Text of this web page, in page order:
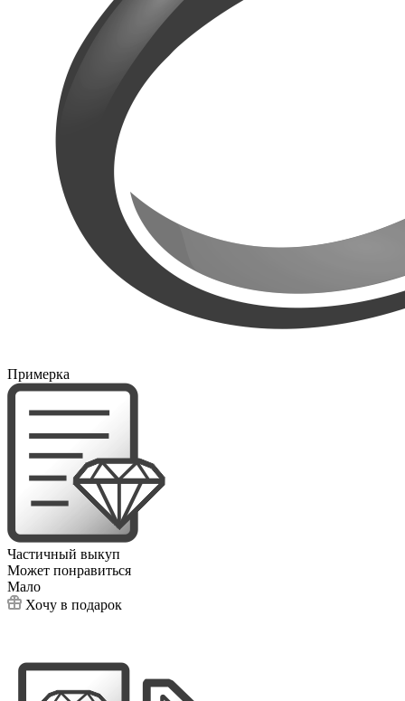
Примерка
Частичный выкуп
Может понравиться
Мало
Хочу в подарок